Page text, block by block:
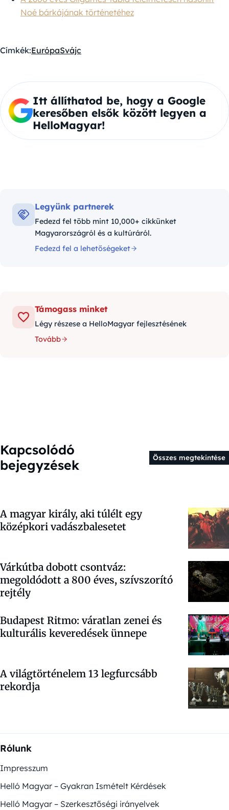
Noé bárkájának történetéhez
Címkék:EurópaSvájc
Itt állíthatod be, hogy a Google
keresőben elsők között legyen a
HelloMagyar!
Legyünk partnerek
Fedezd fel több mint 10,000+ cikkünket
Magyarországról és a kultúráról.
Fedezd fel a lehetőségeket
Támogass minket
Légy részese a HelloMagyar fejlesztésének
Tovább
Kapcsolódó
bejegyzések
Összes megtekintése
A magyar király, aki túlélt egy
középkori vadászbalesetet
Várkútba dobott csontváz:
megoldódott a 800 éves, szívszorító
rejtély
Budapest Ritmo: váratlan zenei és
kulturális keveredések ünnepe
A világtörténelem 13 legfurcsább
rekordja
Rólunk
Impresszum
Helló Magyar – Gyakran Ismételt Kérdések
Helló Magyar – Szerkesztőségi irányelvek